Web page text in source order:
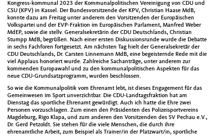
Kongress-kommunal 2023 der Kommunalpolitischen Vereinigung von CDU und
CSU (KPV) in Kassel. Der Bundesvorsitzende der KPV, Christian Haase MdB,
konnte dazu am Freitag unter anderem den Vorsitzenden der Europäischen
Volkspartei und der EVP-Fraktion im Europäischen Parlament, Manfred Weber
MdEP, sowie die stellv. Generalsekretärin der CDU Deutschlands, Christian
Stumpp MdB, begrüßen. Nach einer ersten Diskussionsrunde wurde die Debatte
in sechs Fachforen fortgesetzt. Am nächsten Tag hielt der Generalsekretär der
CDU Deutschlands, Dr. Carsten Linnemann MdB, eine begeisternde Rede mit die
viel Applaus honoriert wurde. Zahlreiche Sachanträge, unter anderem zur
kommenden Europawahl und zu den kommunalpolitischen Aspekten für das
neue CDU-Grundsatzprogramm, wurden beschlossen.
So wie die Kommunalpolitik vom Ehrenamt lebt, ist dieses Engagement für das
Gemeinwesen im Sport unverzichtbar. Die CDU-Landtagsfraktion hat am
Dienstag das sportliche Ehrenamt gewürdigt. Auch ich hatte die Ehre zwei
Personen vorzuschlagen. Zum einen den Präsidenten des Polizeisportvereins
Magdeburg, Rigo Klapa, und zum anderen den Vorsitzenden des SV Pechau e.V.,
Dr. Gerd Petzoldt. Sie stehen für die viele Menschen, die durch ihre
ehrenamtliche Arbeit, zum Beispiel als Trainer/in der Platzwart/in, sportliche